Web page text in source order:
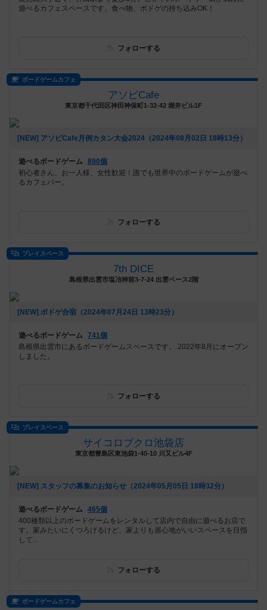
遊べるカフェスペースです。食べ物、ボドゲの持ち込みOK！
フォローする
ボードゲームカフェ
アソビCafe
東京都千代田区神田神保町1-32-42 堀井ビル1F
[NEW] アソビCafe月例カタン大会2024（2024年08月02日 18時13分）
遊べるボードゲーム 890個
初心者さん、お一人様、女性歓迎！誰でも世界中のボードゲームが遊べ
るカフェバー。
フォローする
プレイスペース
7th DICE
島根県出雲市塩冶神前3-7-24 出雲ベース2階
[NEW] ボドゲ合宿（2024年07月24日 13時23分）
遊べるボードゲーム 741個
島根県出雲市にあるボードゲームスペースです。 2022年8月にオープン
しました。
フォローする
プレイスペース
サイコロブクロ池袋店
東京都豊島区東池袋1-40-10 川又ビル4F
[NEW] スタッフの募集のお知らせ（2024年05月05日 18時32分）
遊べるボードゲーム 465個
400種類以上のボードゲームをレンタルして店内で自由に遊べるお店で
す。家みたいにくつろげるけど、家よりも居心地がいいスペースを目指
して...
フォローする
ボードゲームカフェ